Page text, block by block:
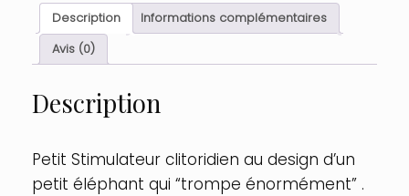
Couleur
Bleu
Description
Informations complémentaires
Avis (0)
Description
Petit Stimulateur clitoridien au design d’un
petit éléphant qui “trompe énormément” .